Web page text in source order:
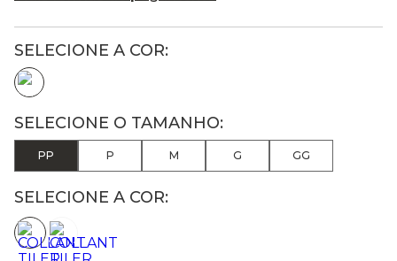
PP P M G GG
SELECIONE A COR: